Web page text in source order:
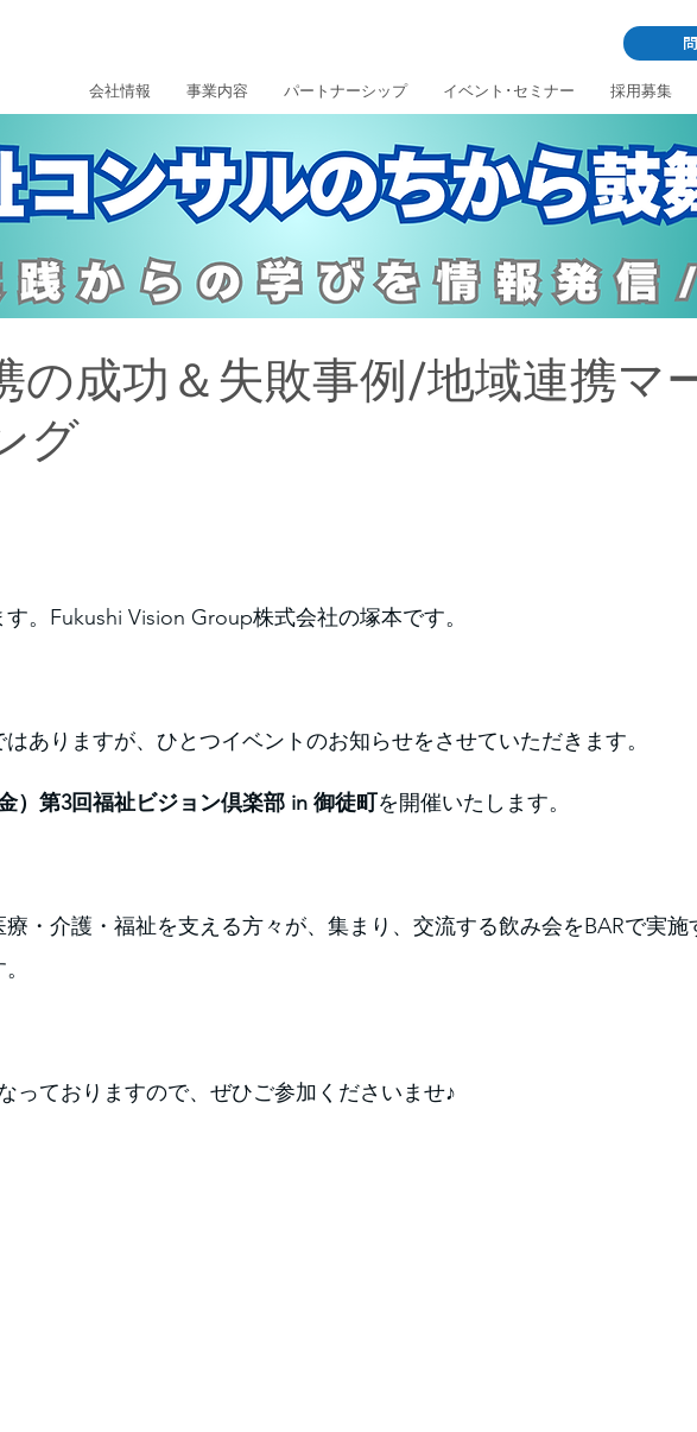
会社情報 事業内容 パートナーシップ イベント･セミナー 採用募集
の成功＆失敗事例/地域連携マ
グ
。Fukushi Vision Group株式会社の塚本です。
ありますが、ひとつイベントのお知らせをさせていただきます。
）第3回福祉ビジョン倶楽部 in 御徒町を開催いたします。
療・介護・福祉を支える方々が、集まり、交流する飲み会をBARで実施
っておりますので、ぜひご参加くださいませ♪